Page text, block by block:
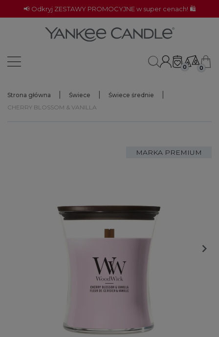
📢 Odkryj ZESTAWY PROMOCYJNE w super cenach! 🛍️
0 0
Strona główna Świece
Świece średnie
CHERRY BLOSSOM & VANILLA
MARKA PREMIUM
